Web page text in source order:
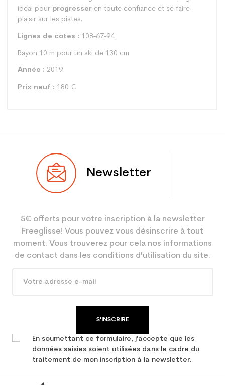
idéal pour progresser en toute confiance et se faire
plaisir sur les pistes.
Lignes de cotes : 108-67-94
Rayon 10 m pour un ski de 130 cm
Année : 2019
Prix neuf : 180 €
Utilisateur Junior
Coloris Rouge
Utilisateur -
Configurateur
un junior
Ski occasion junior loisir
Newsletter
5€ offerts pour votre inscription à la newsletter
Freeglisse! Vous pouvez vous désinscrire à tout
moment. Vous trouverez pour cela nos informations
de contact dans les conditions d'utilisation du site.
S'INSCRIRE
En soumettant ce formulaire, j'accepte que les
données saisies soient utilisées dans le cadre du
traitement de mon inscription à la newsletter.